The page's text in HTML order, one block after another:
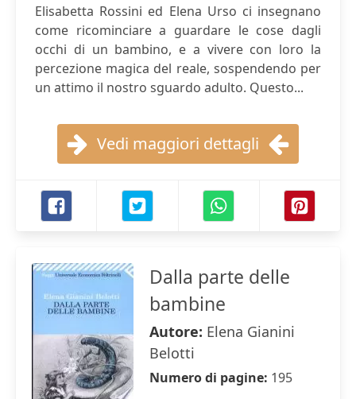
Elisabetta Rossini ed Elena Urso ci insegnano
come ricominciare a guardare le cose dagli
occhi di un bambino, e a vivere con loro la
percezione magica del reale, sospendendo per
un attimo il nostro sguardo adulto. Questo...
Vedi maggiori dettagli
Dalla parte delle
bambine
Autore: Elena Gianini
Belotti
Numero di pagine: 195